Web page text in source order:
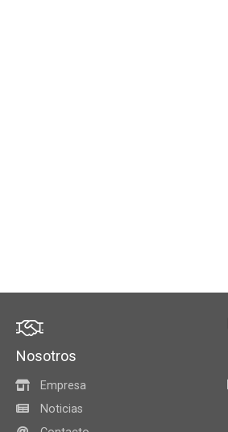
Nosotros
Empresa
Noticias